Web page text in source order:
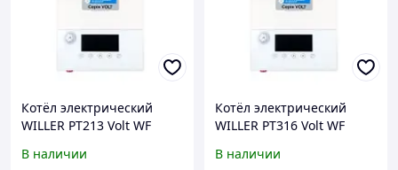
Котёл электрический
WILLER PT213 Volt WF
В наличии
Котёл электрический
WILLER PT316 Volt WF
В наличии